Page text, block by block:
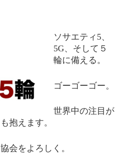
ソサエティ5、
5G、そして５
輪に備える。
ゴーゴーゴー。
世界中の注目が
抱えます。
会をよろしく。